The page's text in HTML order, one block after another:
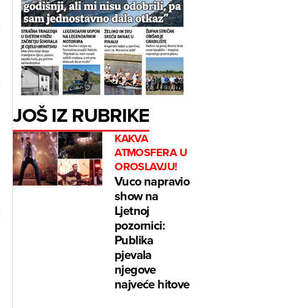
JOŠ IZ RUBRIKE
KAKVA
ATMOSFERA U
OROSLAVJU!
Vuco napravio
show na
Ljetnoj
pozornici:
Publika
pjevala
njegove
najveće hitove